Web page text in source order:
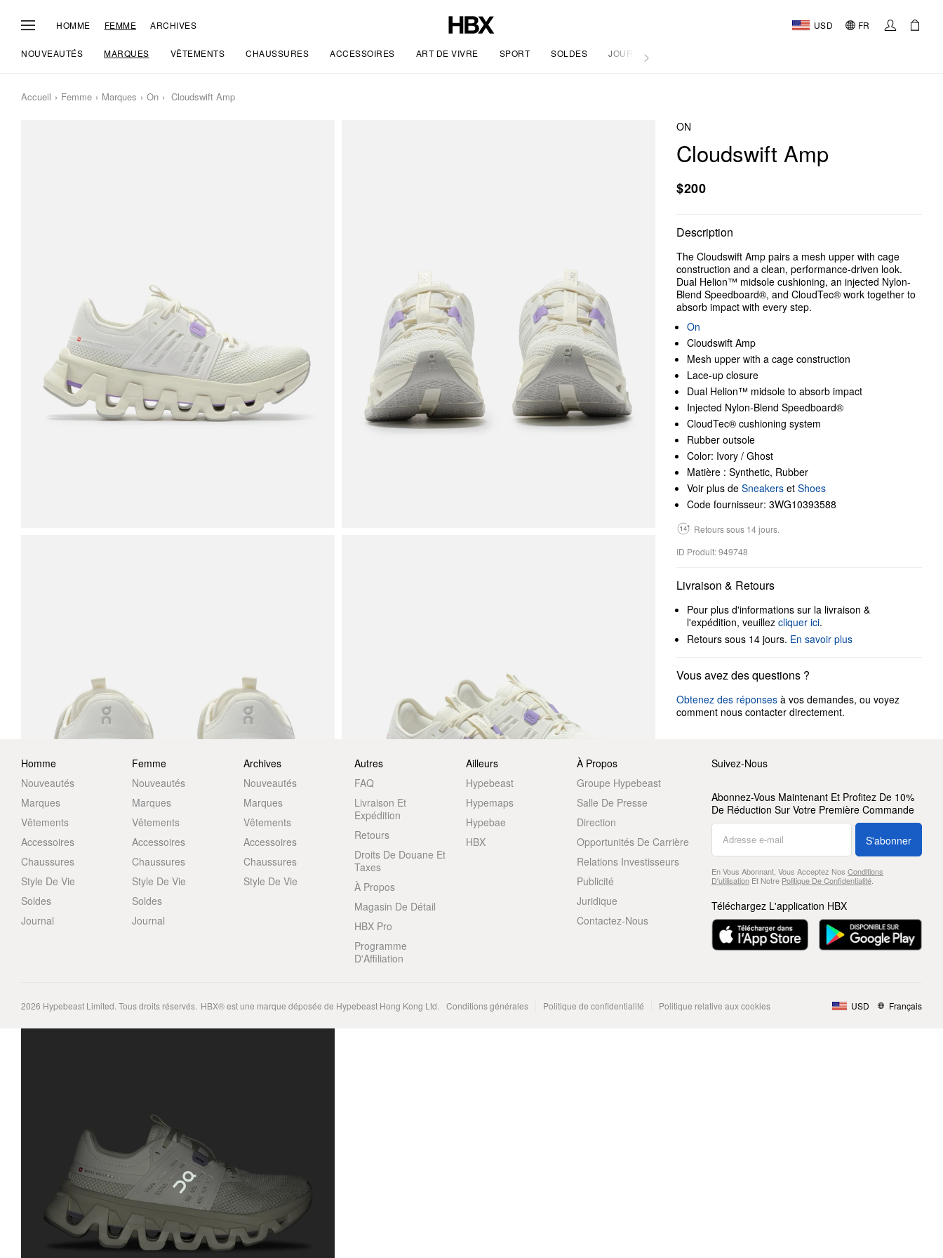
HOMME FEMME ARCHIVES USD FR
NOUVEAUTÉS MARQUES VÊTEMENTS CHAUSSURES ACCESSOIRES ART DE VIVRE SPORT SOLDES JOURNAL
Accueil Femme Marques On Cloudswift Amp
ON
Cloudswift Amp
$200
Description
The Cloudswift Amp pairs a mesh upper with cage
construction and a clean, performance-driven look.
Dual Helion™ midsole cushioning, an injected Nylon-
Blend Speedboard®, and CloudTec® work together to
absorb impact with every step.
On
Cloudswift Amp
Mesh upper with a cage construction
Lace-up closure
Dual Helion™ midsole to absorb impact
Injected Nylon-Blend Speedboard®
CloudTec® cushioning system
Rubber outsole
Color: Ivory / Ghost
Matière : Synthetic, Rubber
Voir plus de Sneakers et Shoes
Code fournisseur: 3WG10393588
Retours sous 14 jours.
ID Produit: 949748
Livraison & Retours
Pour plus d'informations sur la livraison &
l'expédition, veuillez cliquer ici.
Retours sous 14 jours. En savoir plus
Vous avez des questions ?
Obtenez des réponses à vos demandes, ou voyez
comment nous contacter directement.
Homme
Nouveautés
Marques
Vêtements
Accessoires
Chaussures
Style De Vie
Soldes
Journal
Femme
Nouveautés
Marques
Vêtements
Accessoires
Chaussures
Style De Vie
Soldes
Journal
Archives
Nouveautés
Marques
Vêtements
Accessoires
Chaussures
Style De Vie
Autres
FAQ
Livraison Et
Expédition
Retours
Droits De Douane Et
Taxes
À Propos
Magasin De Détail
HBX Pro
Programme
D'Affiliation
Ailleurs
Hypebeast
Hypemaps
Hypebae
HBX
À Propos
Groupe Hypebeast
Salle De Presse
Direction
Opportunités De Carrière
Relations Investisseurs
Publicité
Juridique
Contactez-Nous
Suivez-Nous
Abonnez-Vous Maintenant Et Profitez De 10%
De Réduction Sur Votre Première Commande
S'abonner
En Vous Abonnant, Vous Acceptez Nos Conditions
D'utilisationEt Notre Politique De Confidentialité.
Téléchargez L'application HBX
2026 Hypebeast Limited. Tous droits réservés. HBX® est une marque déposée de Hypebeast Hong Kong Ltd. Conditions générales Politique de confidentialité Politique relative aux cookies USD Français